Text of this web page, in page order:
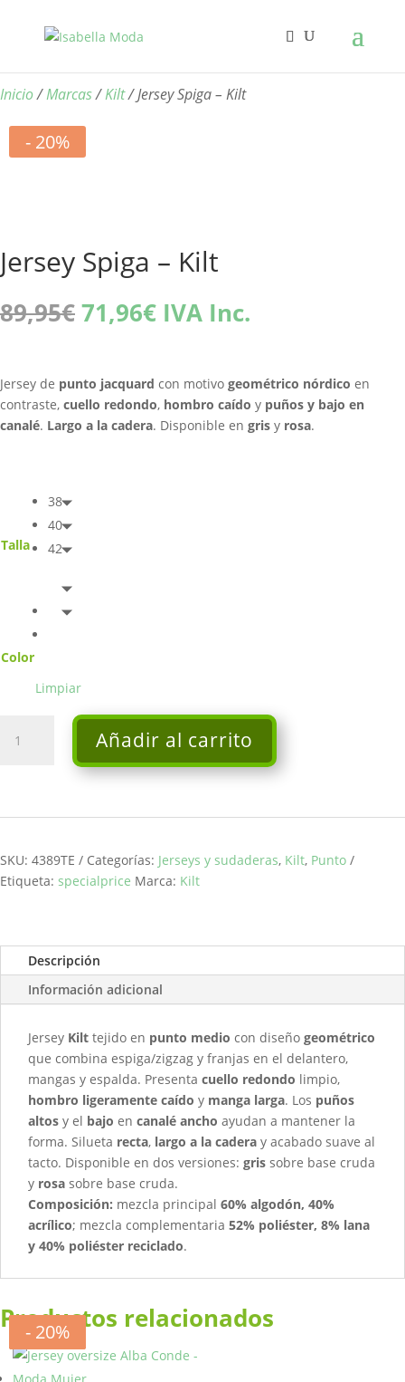
Inicio/Marcas/Kilt/ Jersey Spiga – Kilt
- 20%
Jersey Spiga – Kilt
89,95€El
precio
era:
89,95€.
71,96€El
precio
es:
71,96€.
IVA Inc.
Jersey de punto jacquard con motivo geométrico nórdico en
contraste, cuello redondo, hombro caído y puños y bajo en
canalé. Largo a la cadera. Disponible en gris y rosa.
Talla
38
40
42
Color
Limpiar
Spiga
Añadir al carrito
SKU: 4389TE Categorías: Jerseys y sudaderas, Kilt, Punto
Etiqueta: specialprice Marca: Kilt
Descripción
Información adicional
Jersey Kilt tejido en punto medio con diseño geométrico
que combina espiga/zigzag y franjas en el delantero,
mangas y espalda. Presenta cuello redondo limpio,
hombro ligeramente caído y manga larga. Los puños
altos y el bajo en canalé ancho ayudan a mantener la
forma. Silueta recta, largo a la cadera y acabado suave al
tacto. Disponible en dos versiones: gris sobre base cruda
y rosa sobre base cruda.
Composición: mezcla principal 60% algodón, 40%
acrílico; mezcla complementaria 52% poliéster, 8% lana
y 40% poliéster reciclado.
Productos relacionados
- 50%
- 20%
- 20%
- 20%